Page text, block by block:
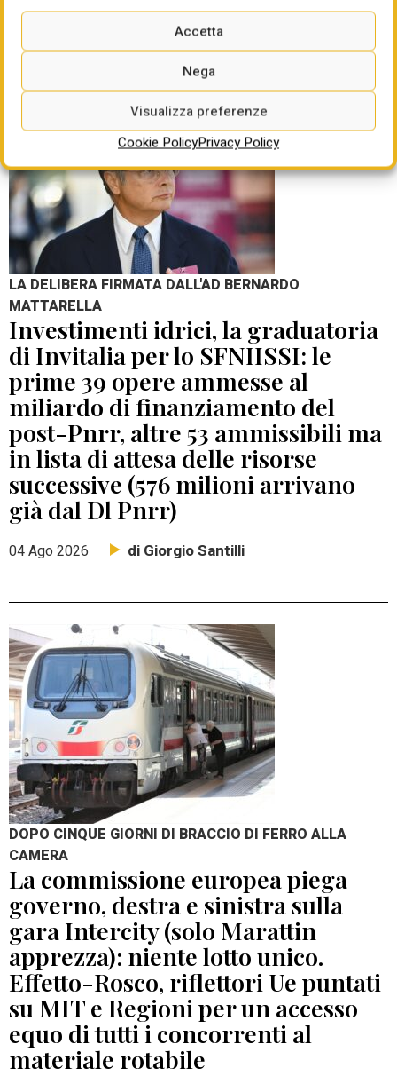
Accetta
Nega
Visualizza preferenze
Cookie PolicyPrivacy Policy
di Giorgio Santilli
LA DELIBERA FIRMATA DALL'AD BERNARDO
MATTARELLA
Investimenti idrici, la graduatoria
di Invitalia per lo SFNIISSI: le
prime 39 opere ammesse al
miliardo di finanziamento del
post-Pnrr, altre 53 ammissibili ma
in lista di attesa delle risorse
successive (576 milioni arrivano
già dal Dl Pnrr)
04 Ago 2026 di Giorgio Santilli
DOPO CINQUE GIORNI DI BRACCIO DI FERRO ALLA
CAMERA
La commissione europea piega
governo, destra e sinistra sulla
gara Intercity (solo Marattin
apprezza): niente lotto unico.
Effetto-Rosco, riflettori Ue puntati
su MIT e Regioni per un accesso
equo di tutti i concorrenti al
materiale rotabile